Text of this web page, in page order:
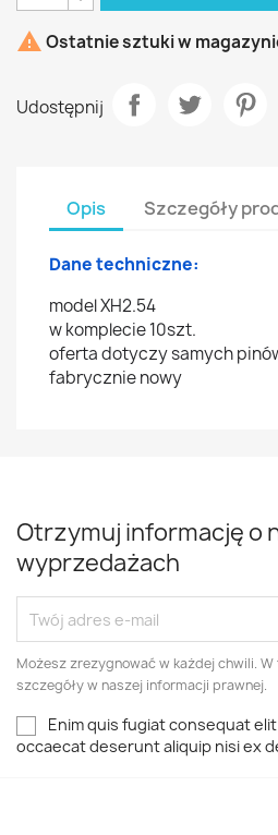
 Ostatnie sztuki w
Udostępnij
Opis Szczegóły
Dane techniczne:
model XH2.54
w komplecie 10szt.
oferta dotyczy samych
fabrycznie nowy
Otrzymuj informację o
wyprzedażach
Możesz zrezygnować w każdej chwili.
szczegóły w naszej informacji prawnej.
Enim quis fugiat consequat
occaecat deserunt aliquip nisi ex